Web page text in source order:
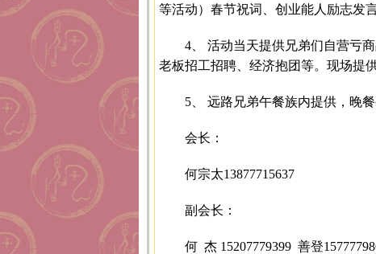
等活动）春节祝词、创业能人励志发
4、 活动当天提供兄弟们自营亏
老板招工招聘、经济抱团等。现场提
5、 远路兄弟午餐族内提供，晚
会长：
何宗太13877715637
副会长：
何 杰 15207779399 善登